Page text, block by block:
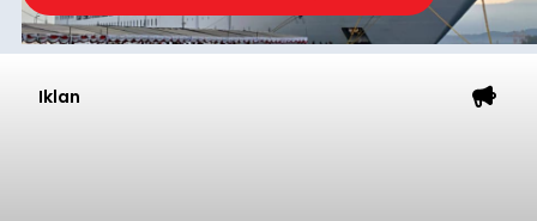
Iklan